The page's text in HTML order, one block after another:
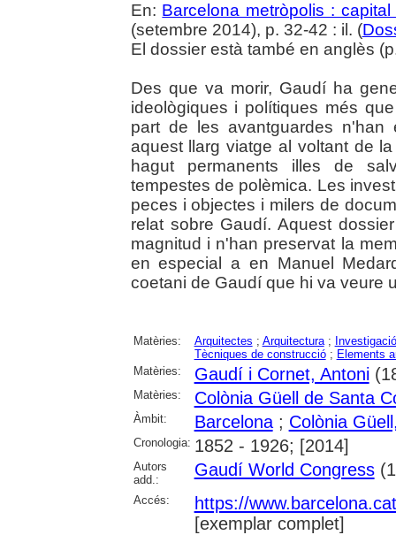
En: Barcelona metròpolis :
(setembre 2014), p. 32-42 : il. (
El dossier està també en anglès
Des que va morir, Gaudí ha
ideològiques i polítiques més
part de les avantguardes n'han
aquest llarg viatge al voltant de
hagut permanents illes de
tempestes de polèmica. Les
peces i objectes i milers de
relat sobre Gaudí. Aquest
magnitud i n'han preservat la
en especial a en Manuel
coetani de Gaudí que hi va veure
Matèries: Arquitectes ; Arquitectura;
Tècniques de construcció; Elements
Matèries:
Gaudí i Cornet, Antoni
Matèries: Colònia Güell de Santa
Àmbit: Barcelona; Colònia
Cronologia: 1852 - 1926; [2014]
Autors
add.:
Gaudí World Congress
Accés:
https://
[exemplar complet]